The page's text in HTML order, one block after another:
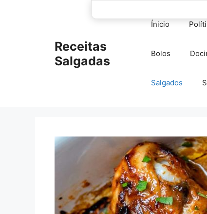
Receitas
Salgadas
Ínicio
Bolos
Salgados